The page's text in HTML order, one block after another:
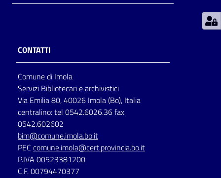
lettura
Seguici
su
CONTATTI
Comune di Imola
Servizi Bibliotecari e archivistici
Via Emilia 80, 40026 Imola (Bo), Italia
centralino: tel 0542.6026.36 fax
0542.602602
bim@comune.imola.bo.it
PEC comune.imola@cert.provincia.bo.it
P.IVA 00523381200
C.F. 00794470377